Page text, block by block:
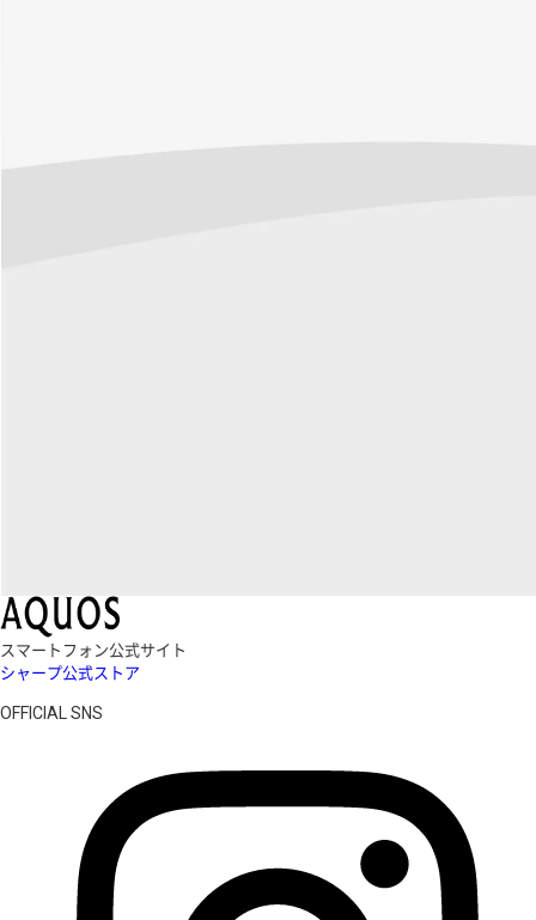
スマートフォン公式サイト
シャープ公式ストア
OFFICIAL SNS